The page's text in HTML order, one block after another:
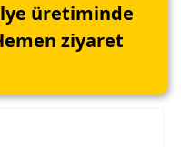
üretiminde
ziyaret